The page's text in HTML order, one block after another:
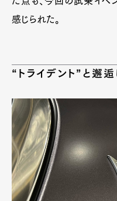
感じられた。
“トライデント”と邂